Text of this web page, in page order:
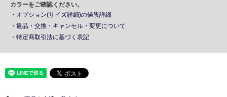
カラーをご確認ください。
・オプション(サイズ詳細)の値段詳細
・返品・交換・キャンセル・変更について
・特定商取引法に基づく表記